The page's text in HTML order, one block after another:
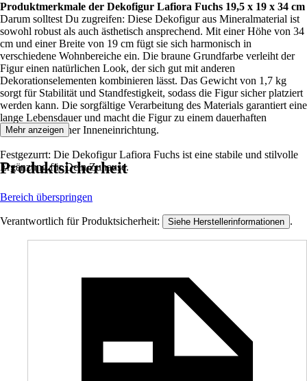
Produktmerkmale der Dekofigur Lafiora Fuchs 19,5 x 19 x 34 cm
Darum solltest Du zugreifen: Diese Dekofigur aus Mineralmaterial ist
sowohl robust als auch ästhetisch ansprechend. Mit einer Höhe von 34
cm und einer Breite von 19 cm fügt sie sich harmonisch in
verschiedene Wohnbereiche ein. Die braune Grundfarbe verleiht der
Figur einen natürlichen Look, der sich gut mit anderen
Dekorationselementen kombinieren lässt. Das Gewicht von 1,7 kg
sorgt für Stabilität und Standfestigkeit, sodass die Figur sicher platziert
werden kann. Die sorgfältige Verarbeitung des Materials garantiert eine
lange Lebensdauer und macht die Figur zu einem dauerhaften
Bestandteil Deiner Inneneinrichtung.
Festgezurrt: Die Dekofigur Lafiora Fuchs ist eine stabile und stilvolle
Ergänzung für Dein Zuhause.
Mehr anzeigen
Produktsicherheit
Bereich überspringen
Verantwortlich für Produktsicherheit: Siehe Herstellerinformationen .